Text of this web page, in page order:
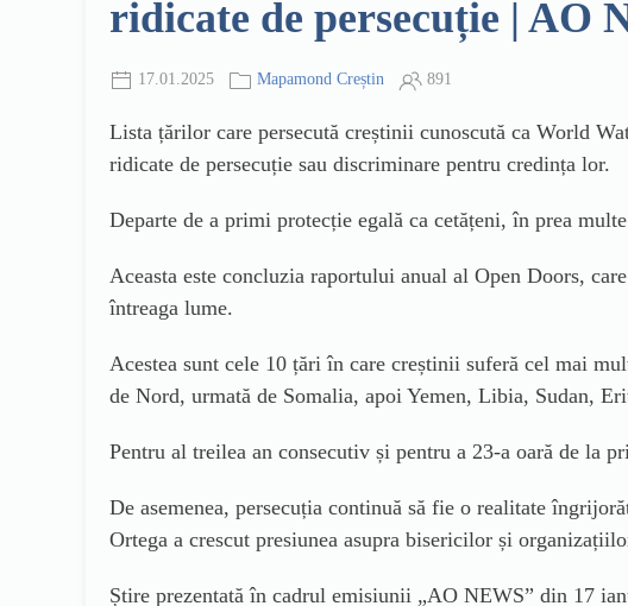
ridicate de persecuție | AO
17.01.2025 Mapamond Creștin 891
Lista țărilor care persecută creștinii cunoscută ca World
ridicate de persecuție sau discriminare pentru credința lor.
Departe de a primi protecție egală ca cetățeni, în prea
Aceasta este concluzia raportului anual al Open Doors,
întreaga lume.
Acestea sunt cele 10 țări în care creștinii suferă cel mai
de Nord, urmată de Somalia, apoi Yemen, Libia, Sudan,
Pentru al treilea an consecutiv și pentru a 23-a oară de la
De asemenea, persecuția continuă să fie o realitate
Ortega a crescut presiunea asupra bisericilor și
Știre prezentată în cadrul emisiunii „AO NEWS” din 17